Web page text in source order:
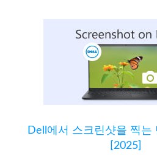
Dell에서 스크린샷을 찍는
[2025]